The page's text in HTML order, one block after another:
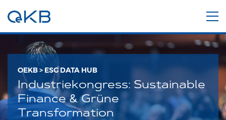
OEKB > ESG DATA HUB
Industriekongress: Sustainable
Finance & Grüne
Transformation